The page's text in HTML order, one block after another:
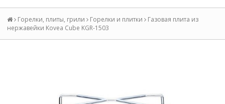
Горелки, плиты, грили Горелки и плитки
Газовая плита из
нержавейки Kovea Cube KGR-1503